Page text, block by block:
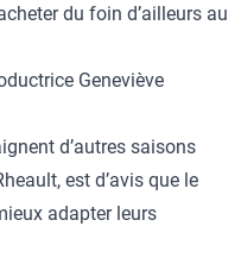
du foin d’ailleurs au
Geneviève
d’autres saisons
est d’avis que le
adapter leurs